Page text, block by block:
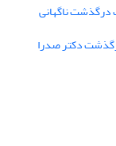
درگذشت ناگهانی
دکتر صدرا